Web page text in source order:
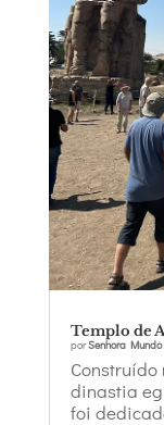
Templo de
porSenhora Mundo
Construído
dinastia
foi